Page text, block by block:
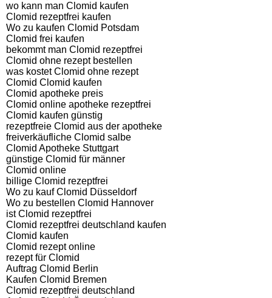
wo kann man Clomid kaufen
Clomid rezeptfrei kaufen
Wo zu kaufen Clomid Potsdam
Clomid frei kaufen
bekommt man Clomid rezeptfrei
Clomid ohne rezept bestellen
was kostet Clomid ohne rezept
Clomid Clomid kaufen
Clomid apotheke preis
Clomid online apotheke rezeptfrei
Clomid kaufen günstig
rezeptfreie Clomid aus der apotheke
freiverkäufliche Clomid salbe
Clomid Apotheke Stuttgart
günstige Clomid für männer
Clomid online
billige Clomid rezeptfrei
Wo zu kauf Clomid Düsseldorf
Wo zu bestellen Clomid Hannover
ist Clomid rezeptfrei
Clomid rezeptfrei deutschland kaufen
Clomid kaufen
Clomid rezept online
rezept für Clomid
Auftrag Clomid Berlin
Kaufen Clomid Bremen
Clomid rezeptfrei deutschland